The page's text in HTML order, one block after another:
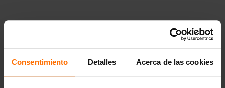
Consentimiento Detalles Acerca de las cookies